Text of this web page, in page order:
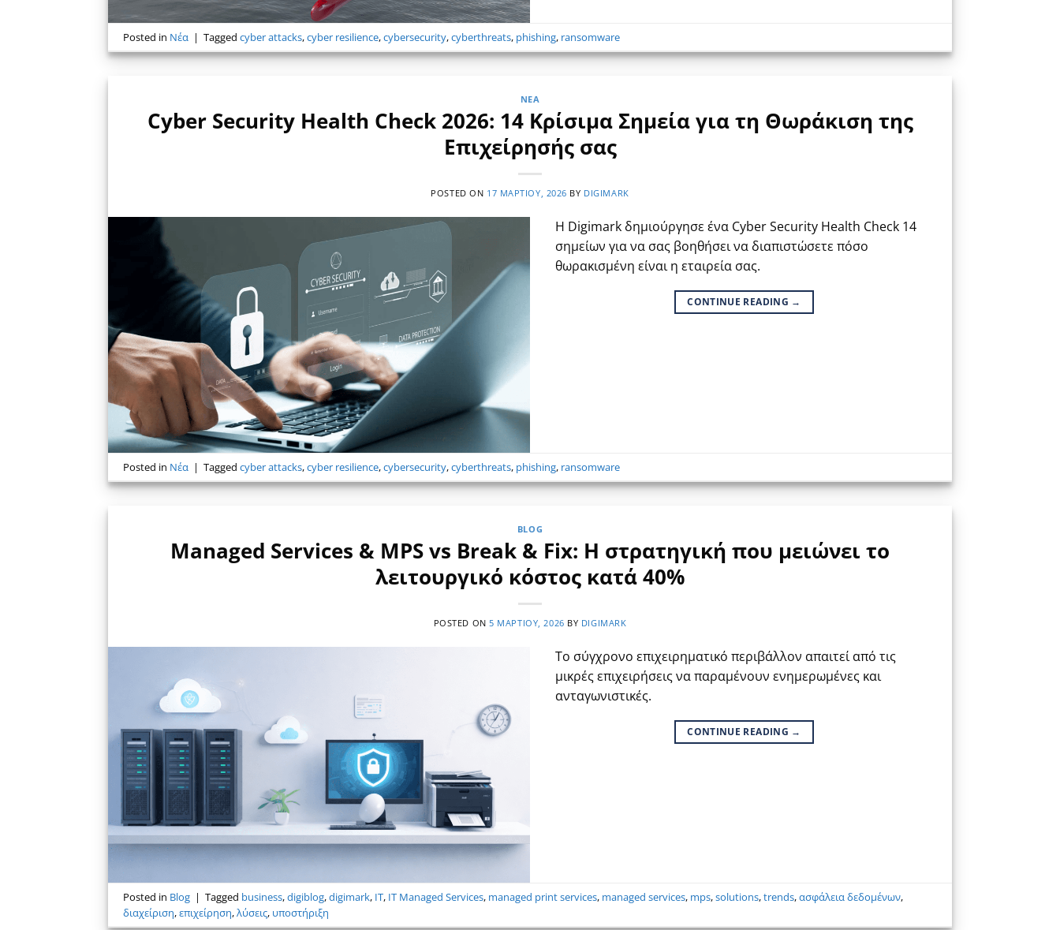
Posted in Νέα | Taggedcyber attacks,cyber resilience,cybersecurity,cyberthreats, phishing, ransomware
ΝΈΑ
Cyber Security Health Check 2026: 14 Κρίσιμα Σημεία για τη Θωράκιση της
Επιχείρησής σας
POSTED ON 17 ΜΑΡΤΊΟΥ, 2026 BY DIGIMARK
Η Digimark δημιούργησε ένα Cyber Security Health Check 14
σημείων για να σας βοηθήσει να διαπιστώσετε πόσο
θωρακισμένη είναι η εταιρεία σας.
CONTINUE READING →
Posted in Νέα | Taggedcyber attacks,cyber resilience,cybersecurity,cyberthreats, phishing, ransomware
BLOG
Managed Services & MPS vs Break & Fix: Η στρατηγική που μειώνει το
λειτουργικό κόστος κατά 40%
POSTED ON 5 ΜΑΡΤΊΟΥ, 2026 BY DIGIMARK
Το σύγχρονο επιχειρηματικό περιβάλλον απαιτεί από τις
μικρές επιχειρήσεις να παραμένουν ενημερωμένες και
ανταγωνιστικές.
CONTINUE READING →
Posted in Blog | Tagged business,digiblog,digimark, IT, IT Managed Services, managed print services, managed services, mps,solutions,trends,ασφάλεια δεδομένων,
διαχείριση,επιχείρηση,λύσεις, υποστήριξη